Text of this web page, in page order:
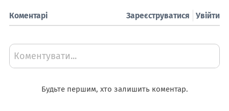
Коментарі Увійти
Зареєструватися
Коментувати...
Будьте першим, хто залишить коментар.